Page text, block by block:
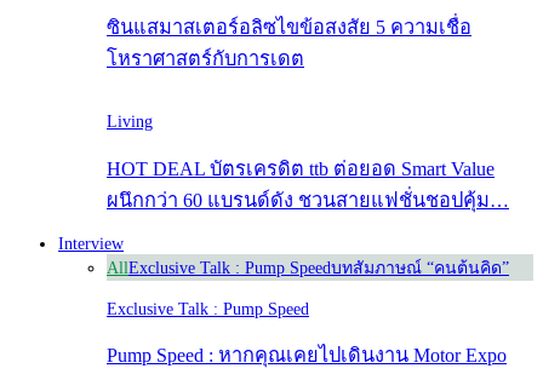
ซินแสมาสเตอร์อลิซไขข้อสงสัย 5 ความเชื่อ
โหราศาสตร์กับการเดต
Living
HOT DEAL บัตรเครดิต ttb ต่อยอด Smart Value
ผนึกกว่า 60 แบรนด์ดัง ชวนสายแฟชั่นชอปคุ้ม…
Interview
AllExclusive Talk : Pump Speedบทสัมภาษณ์ “คนต้นคิด”
Exclusive Talk : Pump Speed
Pump Speed : หากคุณเคยไปเดินงาน Motor Expo